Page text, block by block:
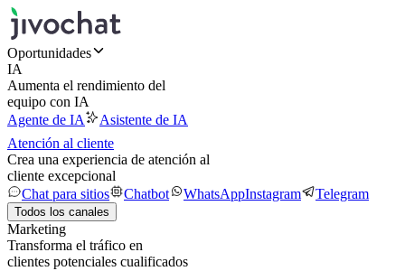
Oportunidades
IA
Aumenta el rendimiento del
equipo con IA
Agente de IA
Asistente de IA
Atención al cliente
Crea una experiencia de atención al
cliente excepcional
Chat para sitios
Chatbot WhatsAppInstagram Telegram
Todos los canales
Marketing
Transforma el tráfico en
clientes potenciales cualificados